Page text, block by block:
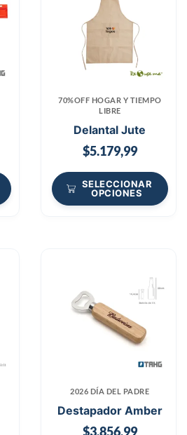
70%OFF HOGAR Y TIEMPO
LIBRE
Delantal Jute
$5.179,99
SELECCIONAR
OPCIONES
2026 DÍA DEL PADRE
Destapador Amber
$3.856,99